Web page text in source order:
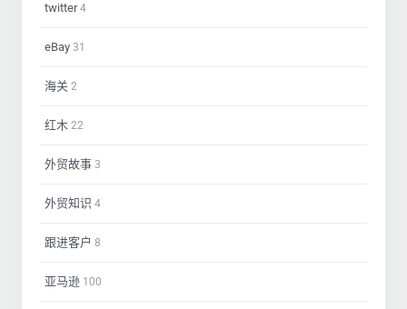
twitter4
eBay 31
海关 2
红木 22
外贸故事 3
外贸知识 4
跟进客户 8
亚马逊 100